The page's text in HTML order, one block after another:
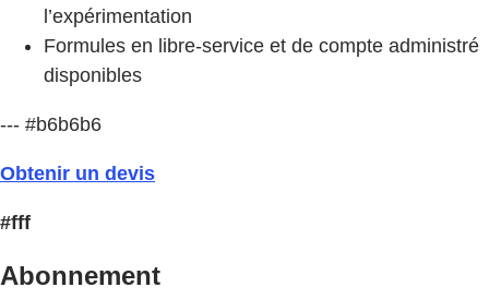
l’expérimentation
Formules en libre-service et de compte administré
disponibles
--- #b6b6b6
Obtenir un devis
#fff
Abonnement